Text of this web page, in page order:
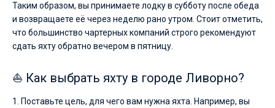
Таким образом, вы принимаете лодку в субботу после обеда
и возвращаете её через неделю рано утром. Стоит отметить,
что большинство чартерных компаний строго рекомендуют
сдать яхту обратно вечером в пятницу.
⛵ Как выбрать яхту в городе Ливорно?
1. Поставьте цель, для чего вам нужна яхта. Например, вы